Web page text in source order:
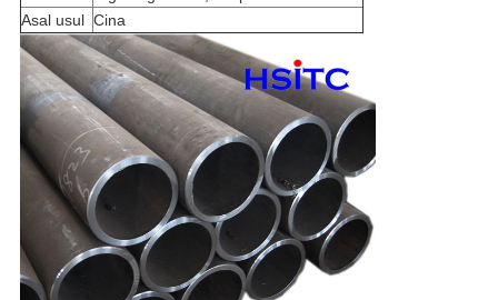
Asal usul Cina